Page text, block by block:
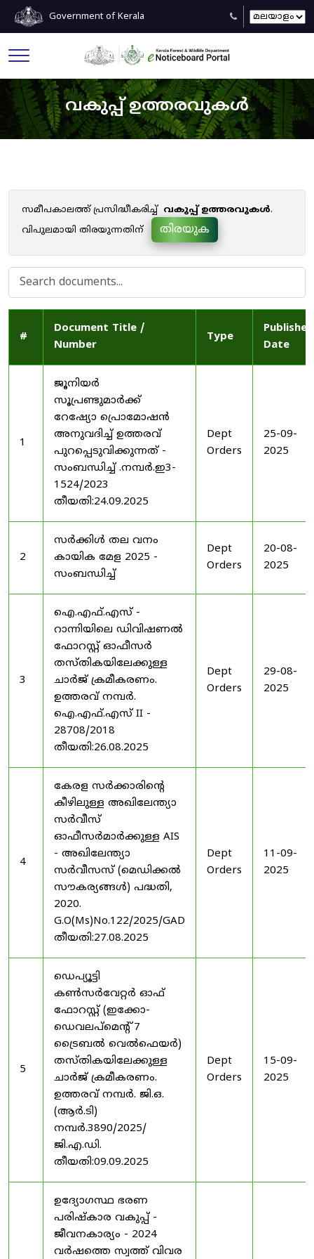
Government of Kerala
വകുപ്പ് ഉത്തരവുകൾ
സമീപകാലത്ത് പ്രസിദ്ധീകരിച്ച് വകുപ്പ് ഉത്തരവുകൾ.
വിപുലമായി തിരയുന്നതിന്
തിരയുക
#
Document Title /
Number
Type
Published
Date
1
ജൂനിയർ
സൂപ്രണ്ടുമാർക്ക്
റേഷ്യോ പ്രൊമോഷൻ
അനുവദിച്ച് ഉത്തരവ്
പുറപ്പെടുവിക്കുന്നത് -
സംബന്ധിച്ച് .നമ്പർ.ഇ3-
1524/2023
തീയതി:24.09.2025
Dept
Orders
25-09-
2025
2
സർക്കിൾ തല വനം
കായിക മേള 2025 -
സംബന്ധിച്ച്
Dept
Orders
20-08-
2025
3
ഐ.എഫ്.എസ് -
റാന്നിയിലെ ഡിവിഷണൽ
ഫോറസ്റ്റ് ഓഫീസർ
തസ്തികയിലേക്കുള്ള
ചാർജ് ക്രമീകരണം.
ഉത്തരവ് നമ്പർ.
ഐ.എഫ്.എസ് II -
28708/2018
തീയതി:26.08.2025
Dept
Orders
29-08-
2025
4
കേരള സർക്കാരിന്റെ
കീഴിലുള്ള അഖിലേന്ത്യാ
സർവീസ്
ഓഫീസർമാർക്കുള്ള AIS
- അഖിലേന്ത്യാ
സർവീസസ് (മെഡിക്കൽ
സൗകര്യങ്ങൾ) പദ്ധതി,
2020.
G.O(Ms)No.122/2025/GAD
തീയതി:27.08.2025
Dept
Orders
11-09-
2025
5
ഡെപ്യൂട്ടി
കൺസർവേറ്റർ ഓഫ്
ഫോറസ്റ്റ് (ഇക്കോ-
ഡെവലപ്മെന്റ് 7
ട്രൈബൽ വെൽഫെയർ)
തസ്തികയിലേക്കുള്ള
ചാർജ് ക്രമീകരണം.
ഉത്തരവ് നമ്പർ. ജി.ഒ.
(ആർ.ടി)
നമ്പർ.3890/2025/
ജി.എ.ഡി.
തീയതി:09.09.2025
Dept
Orders
15-09-
2025
ഉദ്യോഗസ്ഥ ഭരണ
പരിഷ്കാര വകുപ്പ് -
ജീവനകാര്യം - 2024
വർഷത്തെ സ്വത്ത് വിവര